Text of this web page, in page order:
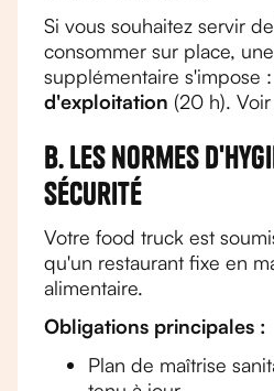
Si vous souhaitez servir
consommer sur place,
supplémentaire s'impose
d'exploitation (20 h).
B. Les normes
sécurité
Votre food truck est
qu'un restaurant fixe en
alimentaire.
Obligations principales :
Plan de maîtrise